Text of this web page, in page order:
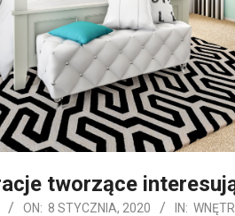
tworzące
ON: 8 STYCZNIA, 2020 IN: